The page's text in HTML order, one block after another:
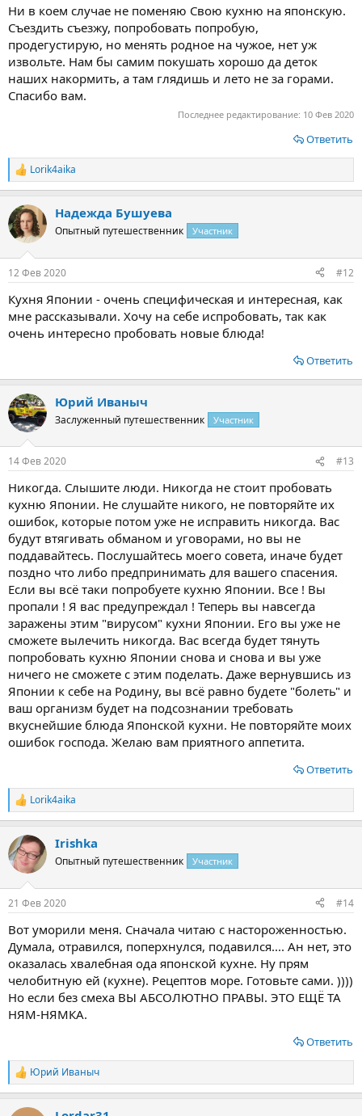
Ни в коем случае не поменяю Свою кухню на японскую.
Съездить съезжу, попробовать попробую,
продегустирую, но менять родное на чужое, нет уж
извольте. Нам бы самим покушать хорошо да деток
наших накормить, а там глядишь и лето не за горами.
Спасибо вам.
Последнее редактирование: 10 Фев 2020
Ответить
Р
е
к
ц
и
Lorik4aika
Надежда Бушуева
Опытный путешественник Участник
12 Фев 2020 #12
Кухня Японии - очень специфическая и интересная, как
мне рассказывали. Хочу на себе испробовать, так как
очень интересно пробовать новые блюда!
Ответить
Юрий Иваныч
Заслуженный путешественник Участник
14 Фев 2020 #13
Никогда. Слышите люди. Никогда не стоит пробовать
кухню Японии. Не слушайте никого, не повторяйте их
ошибок, которые потом уже не исправить никогда. Вас
будут втягивать обманом и уговорами, но вы не
поддавайтесь. Послушайтесь моего совета, иначе будет
поздно что либо предпринимать для вашего спасения.
Если вы всё таки попробуете кухню Японии. Все ! Вы
пропали ! Я вас предупреждал ! Теперь вы навсегда
заражены этим "вирусом" кухни Японии. Его вы уже не
сможете вылечить никогда. Вас всегда будет тянуть
попробовать кухню Японии снова и снова и вы уже
ничего не сможете с этим поделать. Даже вернувшись из
Японии к себе на Родину, вы всё равно будете "болеть" и
ваш организм будет на подсознании требовать
вкуснейшие блюда Японской кухни. Не повторяйте моих
ошибок господа. Желаю вам приятного аппетита.
Ответить
Р
е
к
ц
и
Lorik4aika
Irishka
Опытный путешественник Участник
21 Фев 2020 #14
Вот уморили меня. Сначала читаю с настороженностью.
Думала, отравился, поперхнулся, подавился.... Ан нет, это
оказалась хвалебная ода японской кухне. Ну прям
челобитную ей (кухне). Рецептов море. Готовьте сами. ))))
Но если без смеха ВЫ АБСОЛЮТНО ПРАВЫ. ЭТО ЕЩЁ ТА
НЯМ-НЯМКА.
Ответить
Р
е
Юрий Иваныч